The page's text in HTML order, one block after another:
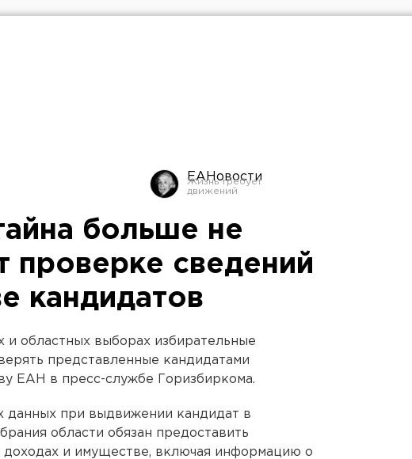
ЕАНовости
больше не
проверке сведений
кандидатов
областных выборах избирательные
представленные кандидатами
ЕАН в пресс-службе Горизбиркома.
данных при выдвижении кандидат в
области обязан предоставить
доходах и имуществе, включая информацию о